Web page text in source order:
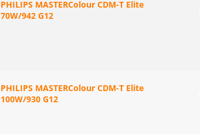
PHILIPS MASTERColour CDM-T Elite
70W/942 G12
PHILIPS MASTERColour CDM-T Elite
100W/930 G12